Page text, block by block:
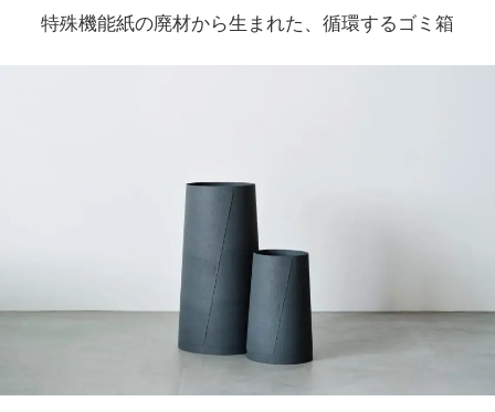
COLUMN
特殊機能紙の廃材から生まれた、循環するゴミ箱